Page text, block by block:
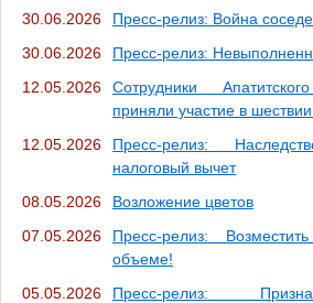
30.06.2026
Пресс-релиз: Война
30.06.2026
Пресс-релиз:
12.05.2026
Сотрудники
приняли участие в
12.05.2026
Пресс-релиз:
налоговый вычет
08.05.2026
Возложение цветов
07.05.2026
Пресс-релиз:
объеме!
05.05.2026
Пресс-релиз: